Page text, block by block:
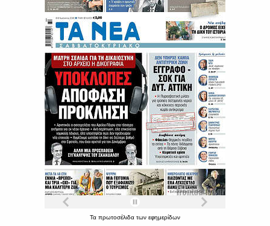
Τα πρωτοσέλιδα των εφημερίδων